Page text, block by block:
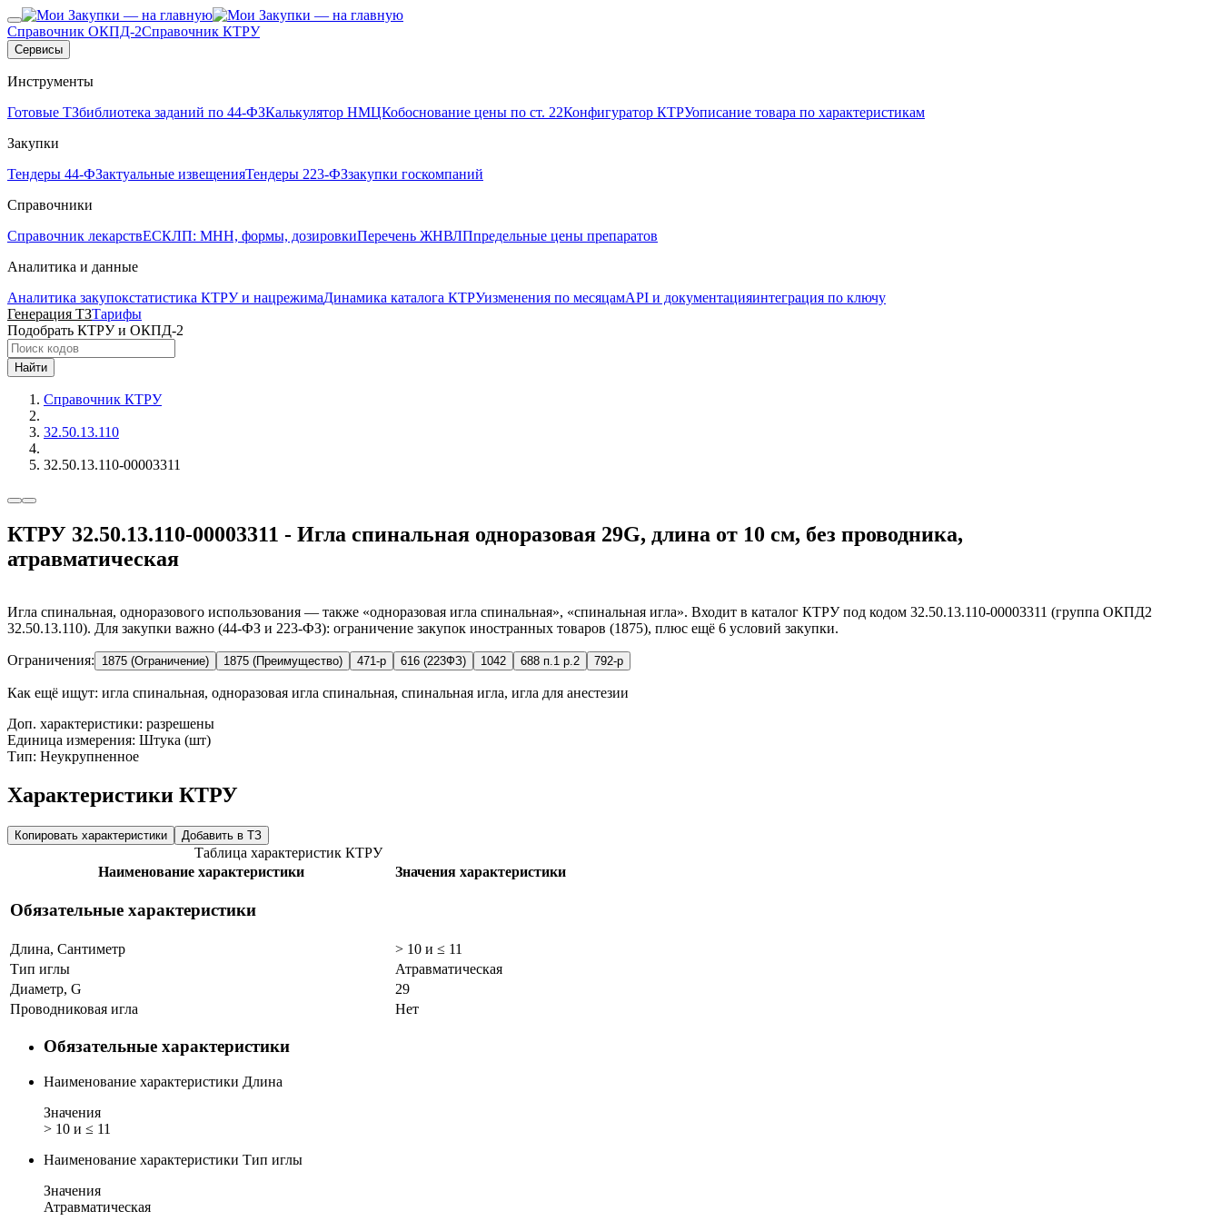
Справочник ОКПД-2Справочник КТРУ
Сервисы
Инструменты
Готовые ТЗбиблиотека заданий по 44-ФЗКалькулятор НМЦКобоснование цены по ст. 22Конфигуратор КТРУописание товара по характеристикам
Закупки
Тендеры 44-ФЗактуальные извещенияТендеры 223-ФЗзакупки госкомпаний
Справочники
Справочник лекарствЕСКЛП: МНН, формы, дозировкиПеречень ЖНВЛПпредельные цены препаратов
Аналитика и данные
Аналитика закупокстатистика КТРУ и нацрежимаДинамика каталога КТРУизменения по месяцамAPI и документацияинтеграция по ключу
Генерация ТЗТарифы
Подобрать КТРУ и ОКПД-2
Найти
Справочник КТРУ
32.50.13.110
32.50.13.110-00003311
КТРУ 32.50.13.110-00003311 - Игла спинальная одноразовая 29G, длина от 10 см, без проводника,
атравматическая
Игла спинальная, одноразового использования — также «одноразовая игла спинальная», «спинальная игла». Входит в каталог КТРУ под кодом 32.50.13.110-00003311 (группа ОКПД2
32.50.13.110). Для закупки важно (44-ФЗ и 223-ФЗ): ограничение закупок иностранных товаров (1875), плюс ещё 6 условий закупки.
Ограничения: 1875 (Ограничение) 1875 (Преимущество) 471-р 616 (223ФЗ) 1042 688 п.1 р.2 792-р
Как ещё ищут: игла спинальная, одноразовая игла спинальная, спинальная игла, игла для анестезии
Доп. характеристики: разрешены
Единица измерения: Штука (шт)
Тип: Неукрупненное
Характеристики КТРУ
Копировать характеристики Добавить в ТЗ
Таблица характеристик КТРУ
Наименование характеристики
Значения характеристики
Обязательные характеристики
Длина, Сантиметр
> 10 и ≤ 11
Тип иглы
Атравматическая
Диаметр, G
29
Проводниковая игла
Нет
Обязательные характеристики
Наименование характеристики Длина
Значения
> 10 и ≤ 11
Наименование характеристики Тип иглы
Значения
Атравматическая